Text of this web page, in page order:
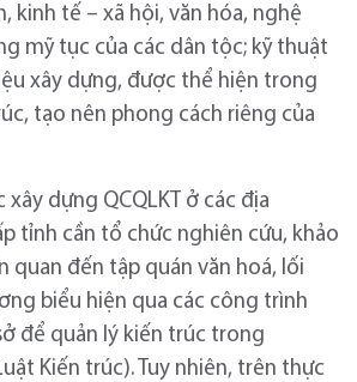
kinh tế – xã hội, văn hóa, nghệ
mỹ tục của các dân tộc; kỹ thuật
xây dựng, được thể hiện trong
tạo nên phong cách riêng của
xây dựng QCQLKT ở các địa
tỉnh cần tổ chức nghiên cứu, khảo
quan đến tập quán văn hoá, lối
biểu hiện qua các công trình
để quản lý kiến trúc trong
Kiến trúc). Tuy nhiên, trên thực